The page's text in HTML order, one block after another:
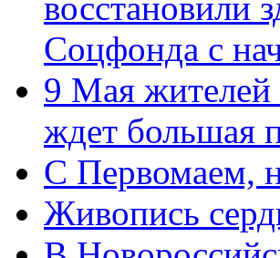
Соцфонда с
9 Мая жителей
ждет большая
C Первомаем,
Живопись